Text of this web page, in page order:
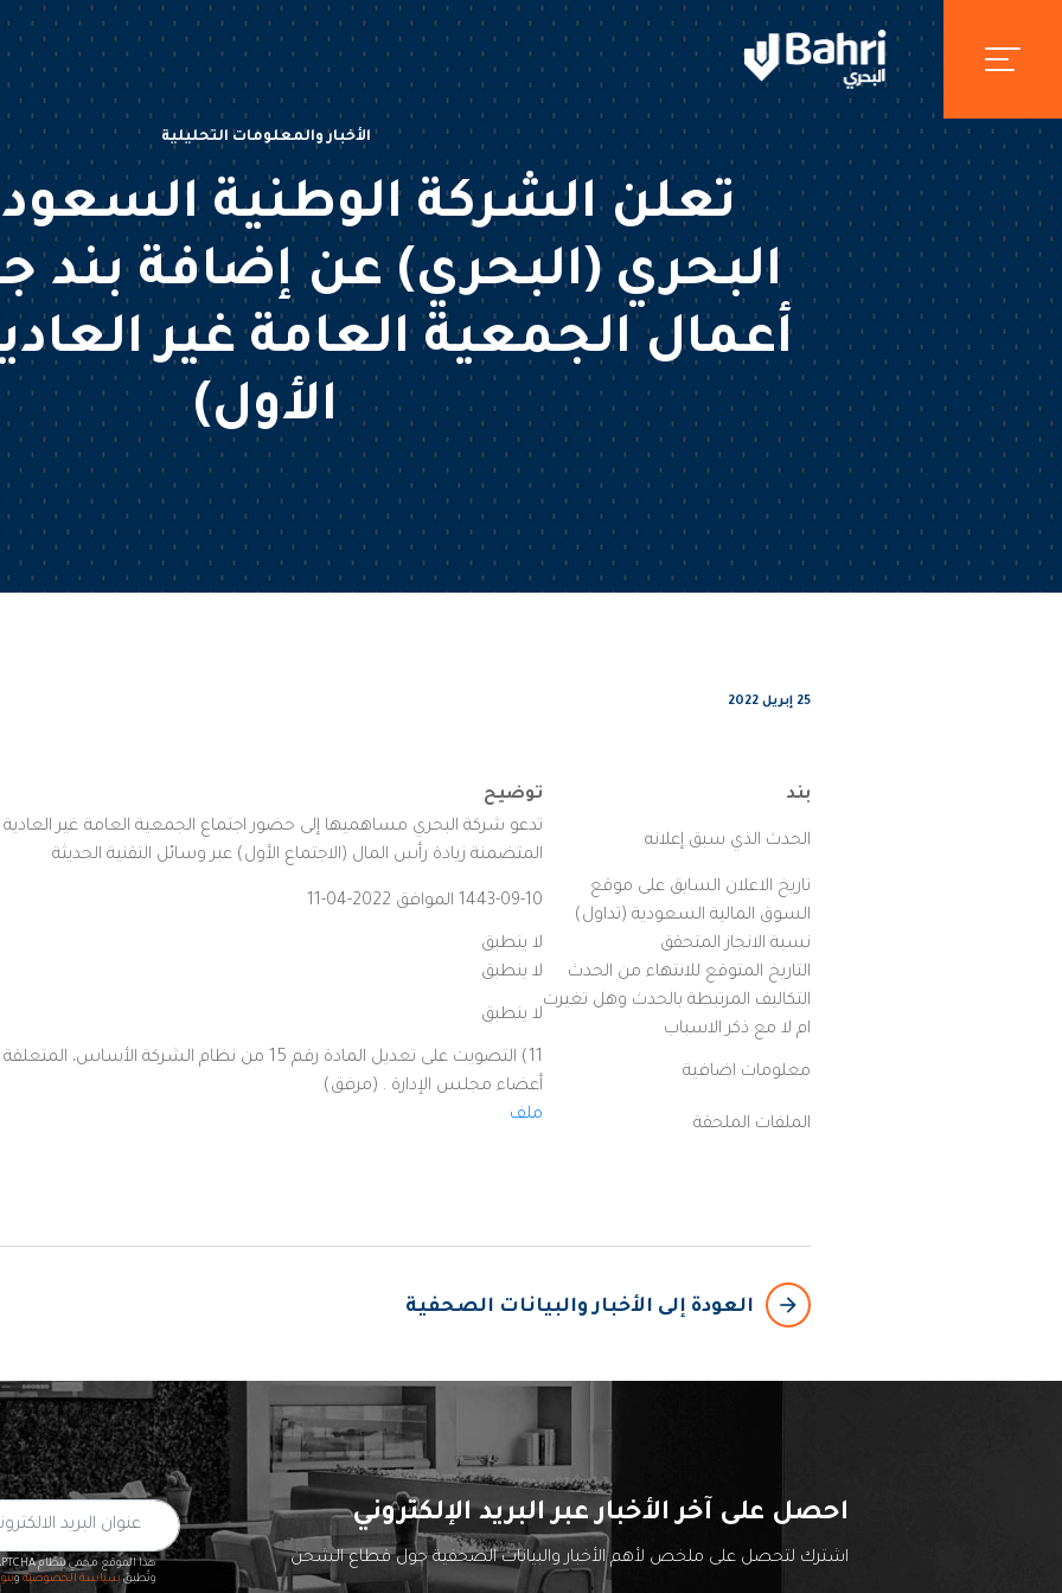
الأخبار والمعلومات التحليلية
تعلن الشركة الوطنية
البحري (البحري) عن إضافة بند
أعمال الجمعية العامة غير
الأول)
25 إبريل 2022
بند توضيح
الحدث الذي سبق إعلانه
تدعو شركة البحري مساهميها إلى حضور اجتماع الجمعية العامة غير العادية
المتضمنة زيادة رأس المال (الاجتماع الأول) عبر وسائل التقنية الحديثة
تاريخ الاعلان السابق على موقع
السوق المالية السعودية (تداول)
1443-09-10 الموافق 2022-04-11
نسبة الانجاز المتحقق
لا ينطبق
التاريخ المتوقع للانتهاء من الحدث
لا ينطبق
التكاليف المرتبطة بالحدث وهل تغيرت
ام لا مع ذكر الاسباب
لا ينطبق
معلومات اضافية
11) التصويت على تعديل المادة رقم 15 من نظام الشركة الأساس،
أعضاء مجلس الإدارة . (مرفق)
الملفات الملحقة
ملف
arrow_backward
العودة إلى الأخبار والبيانات الصحفية
احصل على آخر الأخبار عبر البريد الإلكتروني
اشترك لتحصل على ملخص لأهم الأخبار والبيانات الصحفية حول قطاع الشحن
هذا الموقع محمي بنظام reCAPTCHA
وتُطبقسياسة الخصوصيةو